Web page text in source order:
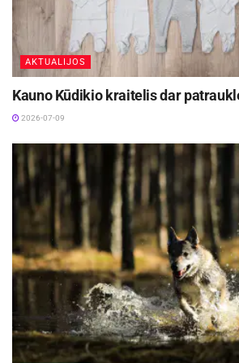
Patinimui mažinti;
Skausmui pašalinti;
Bendros paciento būklės
Švelniam atsigavimui po
pasireiškia labai retai ir
priklausomybės nuo vaistų.
fizioterapija sustiprina
todėl sutrumpėja pacientų
Fizioterapinės procedūros yra
neturi šalutinio poveikio
Taikant fizioterapiją, pailgėja
remisijos laikotarpis, sumažėja
Fizioterapiją naudojame įvairiose
AKTUALIJOS
Kauno Kūdikio kraitelis dar
2026-07-09